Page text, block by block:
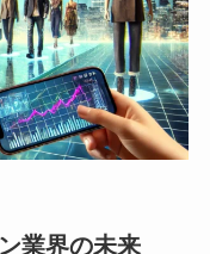
業界の未来